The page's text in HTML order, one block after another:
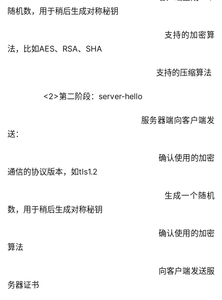
随机数，用于稍后生成对称秘钥
法，比如AES、RSA、SHA
						            支持的压缩算法
<2>第二阶段：server-hello
送：
通信的协议版本，如tls1.2
数，用于稍后生成对称秘钥
算法
务器证书